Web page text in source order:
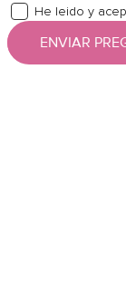
He leido y
ENVIAR